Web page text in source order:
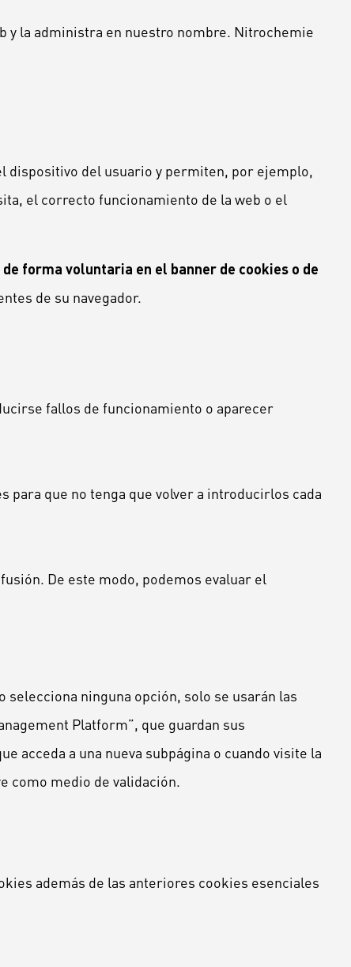
y la administra en nuestro nombre. Nitrochemie
dispositivo del usuario y permiten, por ejemplo,
el correcto funcionamiento de la web o el
forma voluntaria en el banner de cookies o de
de su navegador.
fallos de funcionamiento o aparecer
que no tenga que volver a introducirlos cada
De este modo, podemos evaluar el
selecciona ninguna opción, solo se usarán las
Platform”, que guardan sus
acceda a una nueva subpágina o cuando visite la
como medio de validación.
además de las anteriores cookies esenciales